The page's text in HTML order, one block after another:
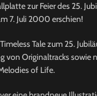
zur Feier des 25.
7. Juli 2000 erschien!
Tale zum 25.
von Originaltracks sowie
of Life.